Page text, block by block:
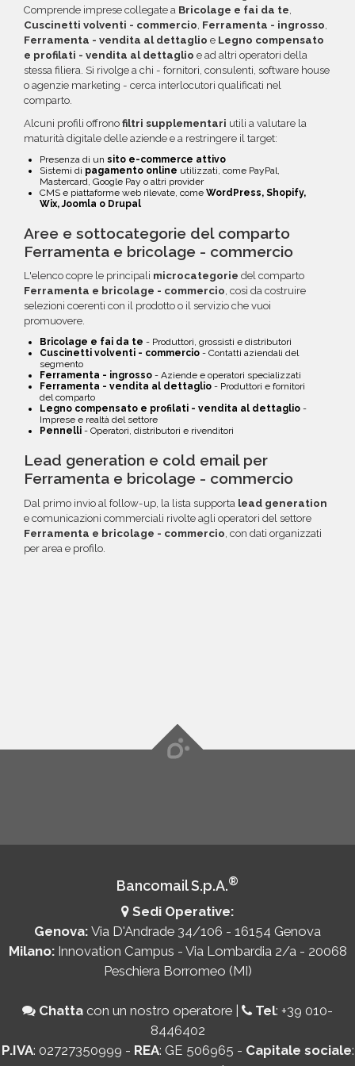
Comprende imprese collegate a Bricolage e fai da te,
Cuscinetti volventi - commercio, Ferramenta - ingrosso,
Ferramenta - vendita al dettaglio e Legno compensato
e profilati - vendita al dettaglio e ad altri operatori della
stessa filiera. Si rivolge a chi - fornitori, consulenti, software house
o agenzie marketing - cerca interlocutori qualificati nel
comparto.
Alcuni profili offrono filtri supplementari utili a valutare la
maturità digitale delle aziende e a restringere il target:
Presenza di un sito e-commerce attivo
Sistemi di pagamento online utilizzati, come PayPal,
Mastercard, Google Pay o altri provider
CMS e piattaforme web rilevate, come WordPress, Shopify,
Wix, Joomla o Drupal
Aree e sottocategorie del comparto
Ferramenta e bricolage - commercio
L'elenco copre le principali microcategorie del comparto
Ferramenta e bricolage - commercio, così da costruire
selezioni coerenti con il prodotto o il servizio che vuoi
promuovere.
Bricolage e fai da te - Produttori, grossisti e distributori
Cuscinetti volventi - commercio - Contatti aziendali del
segmento
Ferramenta - ingrosso - Aziende e operatori specializzati
Ferramenta - vendita al dettaglio - Produttori e fornitori
del comparto
Legno compensato e profilati - vendita al dettaglio -
Imprese e realtà del settore
Pennelli - Operatori, distributori e rivenditori
Lead generation e cold email per
Ferramenta e bricolage - commercio
Dal primo invio al follow-up, la lista supporta lead generation
e comunicazioni commerciali rivolte agli operatori del settore
Ferramenta e bricolage - commercio , con dati organizzati
per area e profilo.
Bancomail S.p.A.®
Sedi Operative:
Genova: Via D'Andrade 34/106 - 16154 Genova
Milano: Innovation Campus - Via Lombardia 2/a - 20068
Peschiera Borromeo (MI)
Chatta con un nostro operatore | Tel: +39 010-
8446402
P.IVA: 02727350999 - REA: GE 506965 - Capitale sociale: